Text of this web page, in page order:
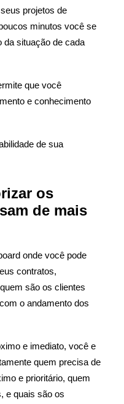
projetos de
minutos você se
da situação de cada
que você
e conhecimento
de sua
os
de mais
onde você pode
contratos,
são os clientes
o andamento dos
e imediato, você e
quem precisa de
e prioritário, quem
e quais são os